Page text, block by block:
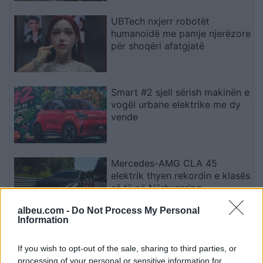
albeu.com - Do Not Process My Personal
Information
If you wish to opt-out of the sale, sharing to third parties, or
processing of your personal or sensitive information for
UBTech nxjerr robotët
humanoidë me pamje njerëzore
për shoqëri afatgjatë
Smart #2 sjell sërish makinën e
vogël urbane elektrike me dy
vende
Mercedes-AMG CLA 45
elektrik thyen rekordin e klasës
së tij në Nürburgring
zbulon vorbullat që ndikojnë
në motin hapësinor dhe Tokë